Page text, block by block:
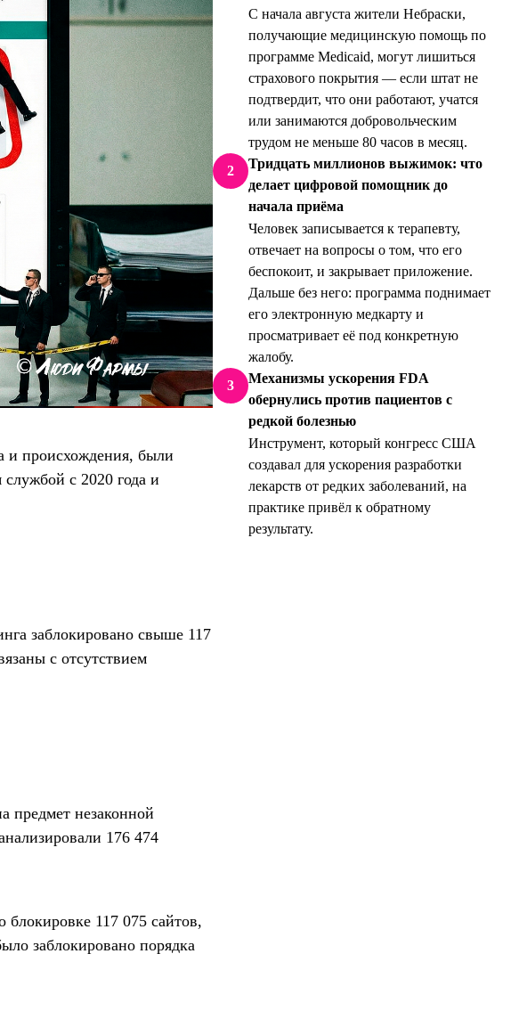
и происхождения, были
службой с 2020 года и
заблокировано свыше 117
с отсутствием
предмет незаконной
176 474
117 075 сайтов,
заблокировано порядка
С начала августа жители Небраски,
получающие медицинскую помощь по
программе Medicaid, могут лишиться
страхового покрытия — если штат не
подтвердит, что они работают, учатся
или занимаются добровольческим
трудом не меньше 80 часов в месяц.
2
Тридцать миллионов выжимок: что
делает цифровой помощник до
начала приёма
Человек записывается к терапевту,
отвечает на вопросы о том, что его
беспокоит, и закрывает приложение.
Дальше без него: программа поднимает
его электронную медкарту и
просматривает её под конкретную
жалобу.
3
Механизмы ускорения FDA
обернулись против пациентов с
редкой болезнью
Инструмент, который конгресс США
создавал для ускорения разработки
лекарств от редких заболеваний, на
практике привёл к обратному
результату.